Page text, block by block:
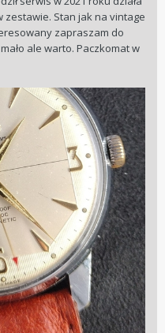
zestawie. Stan jak na vintage
zapraszam do
ale warto. Paczkomat w